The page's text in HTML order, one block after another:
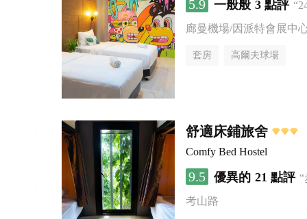
5.9 一般般 3 點評
廊曼機場/因派特會展中
套房 高爾夫球場
舒適床鋪旅舍
Comfy Bed Hostel
9.5 優異的 21 點評
考山路